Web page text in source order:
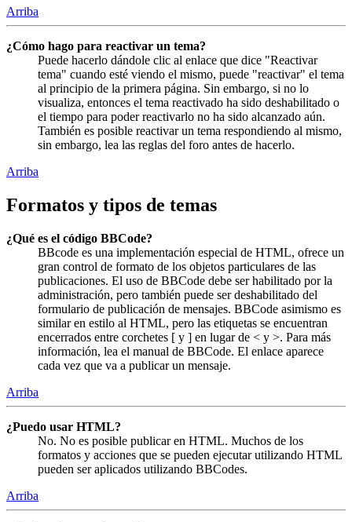
Arriba
¿Cómo hago para reactivar un tema?
Puede hacerlo dándole clic al enlace que dice "Reactivar
tema" cuando esté viendo el mismo, puede "reactivar" el tema
al principio de la primera página. Sin embargo, si no lo
visualiza, entonces el tema reactivado ha sido deshabilitado o
el tiempo para poder reactivarlo no ha sido alcanzado aún.
También es posible reactivar un tema respondiendo al mismo,
sin embargo, lea las reglas del foro antes de hacerlo.
Arriba
Formatos y tipos de temas
¿Qué es el código BBCode?
BBcode es una implementación especial de HTML, ofrece un
gran control de formato de los objetos particulares de las
publicaciones. El uso de BBCode debe ser habilitado por la
administración, pero también puede ser deshabilitado del
formulario de publicación de mensajes. BBCode asimismo es
similar en estilo al HTML, pero las etiquetas se encuentran
encerrados entre corchetes [ y ] en lugar de < y >. Para más
información, lea el manual de BBCode. El enlace aparece
cada vez que va a publicar un mensaje.
Arriba
¿Puedo usar HTML?
No. No es posible publicar en HTML. Muchos de los
formatos y acciones que se pueden ejecutar utilizando HTML
pueden ser aplicados utilizando BBCodes.
Arriba